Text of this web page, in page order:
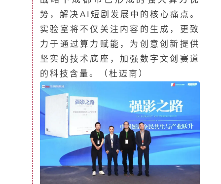
势，解决AI短剧发展中的核心痛点。
实验室将不仅关注内容的生成，更致
力于通过算力赋能，为创意创新提供
坚实的技术底座，加强数字文创赛道
的科技含量。（杜迈南）